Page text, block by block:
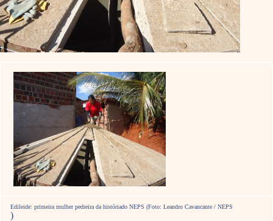
Edileide: primeira mulher pedreira da históriado NEPS (Foto: Leandro Cavancante / NEPS
)